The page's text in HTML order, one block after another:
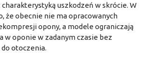
uszkodzeń w skrócie. W
że obecnie nie ma opracowanych
opony, a modele ograniczają
w oponie w zadanym czasie bez
otoczenia.